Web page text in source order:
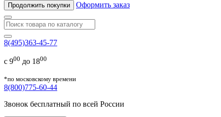
Продолжить покупки Оформить заказ
8(495)363-45-77
с 900 до 1800
*по московскому времени
8(800)775-60-44
Звонок бесплатный по всей России